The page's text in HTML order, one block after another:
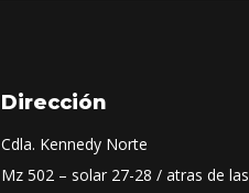
Dirección
Cdla. Kennedy Norte
Mz 502 – solar 27-28 / atras de las